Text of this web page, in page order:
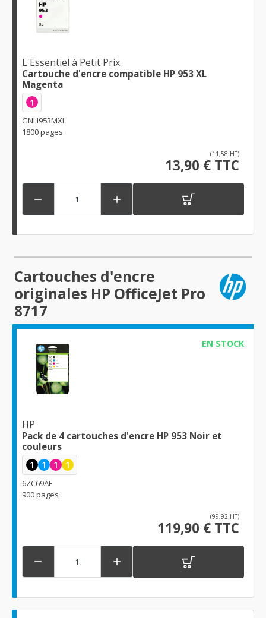
L'Essentiel à Petit Prix
Cartouche d'encre compatible HP 953 XL
Magenta
1
GNH953MXL
1800 pages
(11,58 HT)
13,90 € TTC
 
Cartouches d'encre
originales HP OfficeJet Pro
8717
EN STOCK
HP
Pack de 4 cartouches d'encre HP 953 Noir et
couleurs
1 1 1 1
6ZC69AE
900 pages
(99,92 HT)
119,90 € TTC
 